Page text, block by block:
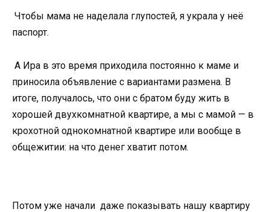
Чтобы мама не наделала глупостей, я украла у неё
паспорт.
А Ира в это время приходила постоянно к маме и
приносила объявление с вариантами размена. В
итоге, получалось, что они с братом буду жить в
хорошей двухкомнатной квартире, а мы с мамой — в
крохотной однокомнатной квартире или вообще в
общежитии: на что денег хватит потом.
Потом уже начали даже показывать нашу квартиру